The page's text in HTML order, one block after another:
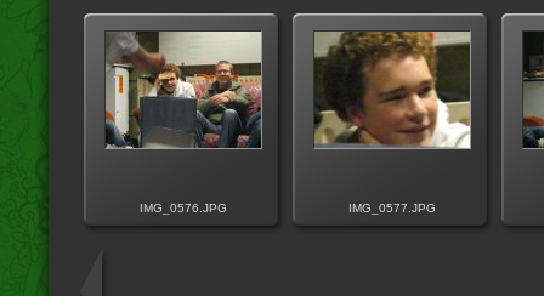
IMG_0576.JPG IMG_0577.JPG